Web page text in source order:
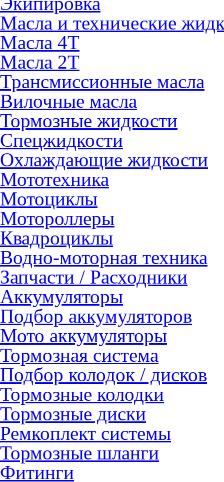
Масла и технические
Масла 4Т
Масла 2Т
Трансмиссионные масла
Вилочные масла
Тормозные жидкости
Спецжидкости
Охлаждающие жидкости
Мототехника
Мотоциклы
Мотороллеры
Квадроциклы
Водно-моторная техника
Запчасти / Расходники
Аккумуляторы
Подбор аккумуляторов
Мото аккумуляторы
Тормозная система
Подбор колодок / дисков
Тормозные колодки
Тормозные диски
Ремкоплект системы
Тормозные шланги
Фитинги